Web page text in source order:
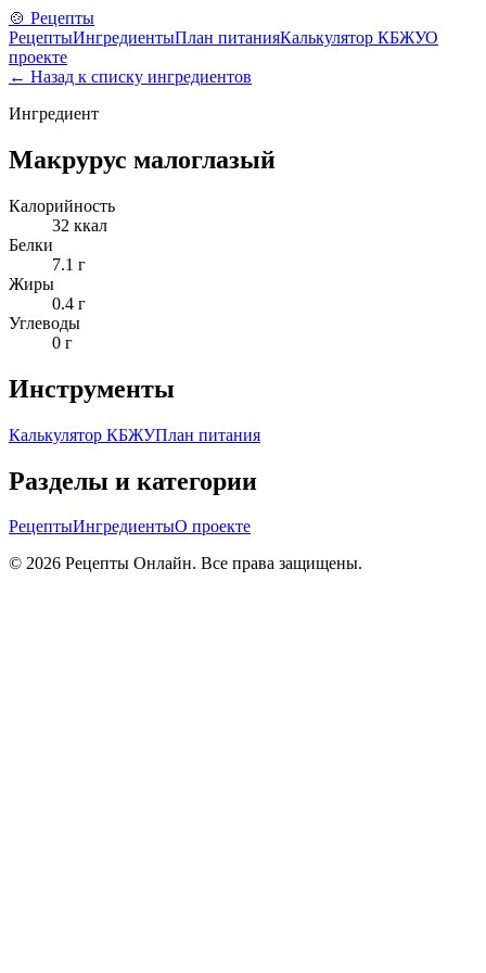
🍲 Рецепты
РецептыИнгредиентыПлан питанияКалькулятор КБЖУО
проекте
← Назад к списку ингредиентов
Ингредиент
Макрурус малоглазый
Калорийность
32 ккал
Белки
7.1 г
Жиры
0.4 г
Углеводы
0 г
Инструменты
Калькулятор КБЖУПлан питания
Разделы и категории
РецептыИнгредиентыО проекте
© 2026 Рецепты Онлайн. Все права защищены.